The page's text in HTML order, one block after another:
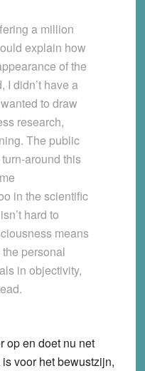
a million
explain how
of the
I didn’t have a
to draw
research,
The public
around this
in the scientific
hard to
means
personal
in objectivity,
op en doet nu net
voor het bewustzijn,